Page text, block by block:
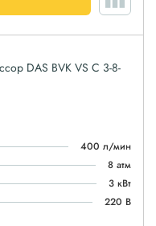
DAS BVK VS C 3-8-
400 л/мин
8 атм
3 кВт
220 В